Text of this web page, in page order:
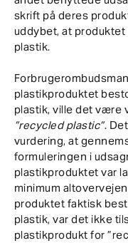
skrift på deres
uddybet, at
plastik.
plastikproduktet
plastik, ville det være
”recycled plastic”.
vurdering, at
formuleringen i
plastikproduktet var
minimum
produktet faktisk
plastik, var det ikke
plastikprodukt for